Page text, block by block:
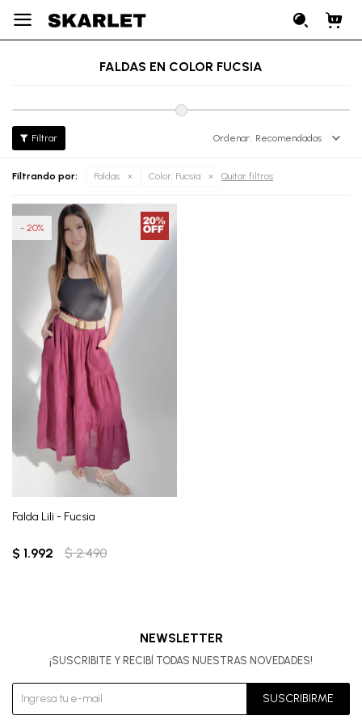

FALDAS EN COLOR FUCSIA
Recomendados
Filtrando por: Faldas Color: Fucsia Quitar filtros
Falda Lili - Fucsia
$ 1.992 $ 2.490
20
NEWSLETTER
¡SUSCRIBITE Y RECIBÍ TODAS NUESTRAS NOVEDADES!
SUSCRIBIRME